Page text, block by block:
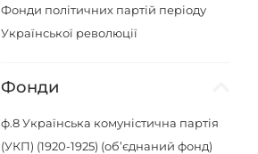
Фонди політичних партій періоду
Української революції
Фонди
ф.8Українська комуністична партія
(УКП) (1920-1925) (об’єднаний фонд)